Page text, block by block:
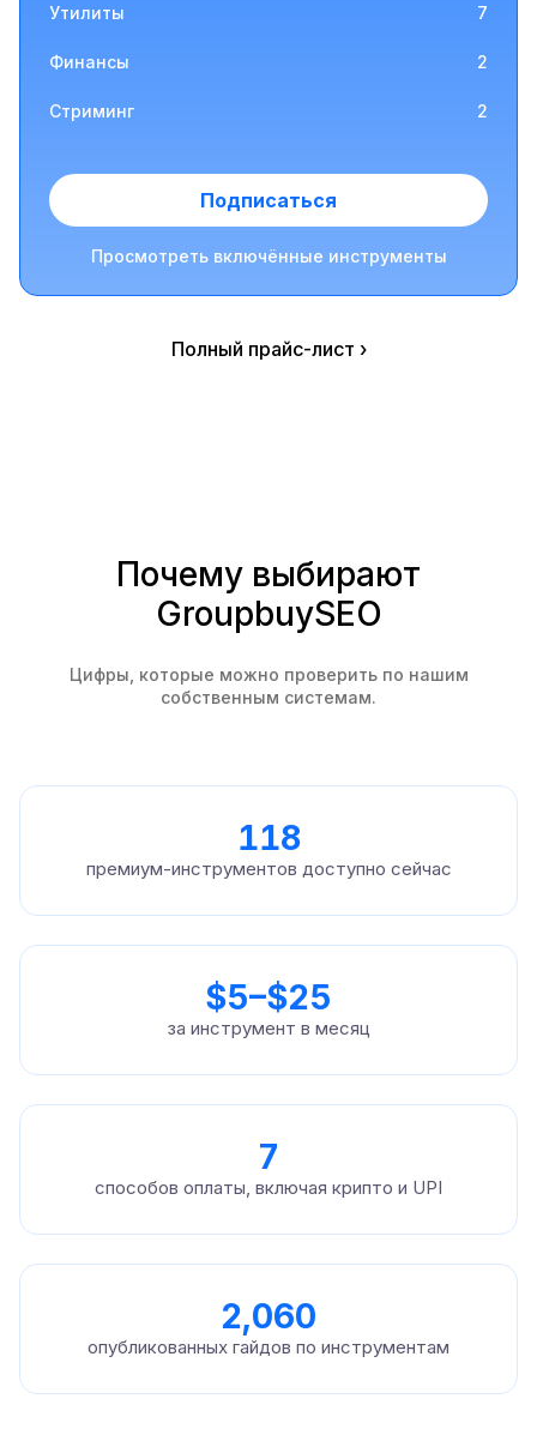
Утилиты 7
Финансы 2
Стриминг 2
Подписаться
Просмотреть включённые инструменты
Полный прайс-лист ›
Почему выбирают
GroupbuySEO
Цифры, которые можно проверить по нашим
собственным системам.
118
премиум-инструментов доступно сейчас
$5–$25
за инструмент в месяц
7
способов оплаты, включая крипто и UPI
2,060
опубликованных гайдов по инструментам